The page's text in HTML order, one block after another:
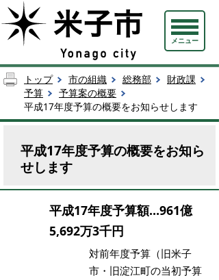
メニュー
トップ 市の組織 総務部
財政課
予算
予算案の概要
平成17年度予算の概要をお知らせします
平成17年度予算の概要をお知ら
せします
平成17年度予算額…961億
5,692万3千円
対前年度予算（旧米子
市・旧淀江町の当初予算